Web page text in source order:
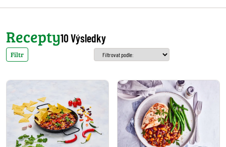
Recepty10 Výsledky
Filtr